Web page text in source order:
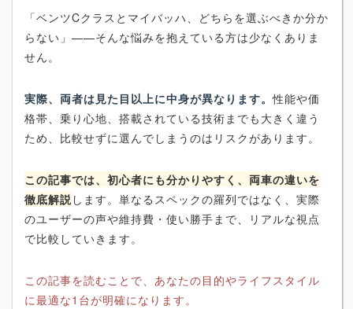
「ベンツCクラスとマイバッハ、どちらを選ぶべきか分か
らない」——そんな悩みを抱えている方は少なくありま
せん。
実際、両者は見た目以上に中身が異なります。性能や価
格帯、乗り心地、搭載されている技術までも大きく違う
ため、比較せずに選んでしまうのはリスクがあります。
この記事では、初心者にも分かりやすく、両車の違いを
徹底解説します。単なるスペックの羅列ではなく、実際
のユーザーの声や維持費・使い勝手まで、リアルな視点
で比較していきます。
この記事を読むことで、あなたの目的やライフスタイル
に最適な1台が明確になります。